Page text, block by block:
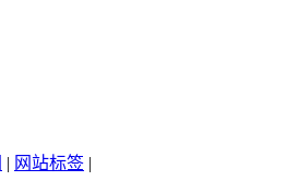
| 网站标签 |